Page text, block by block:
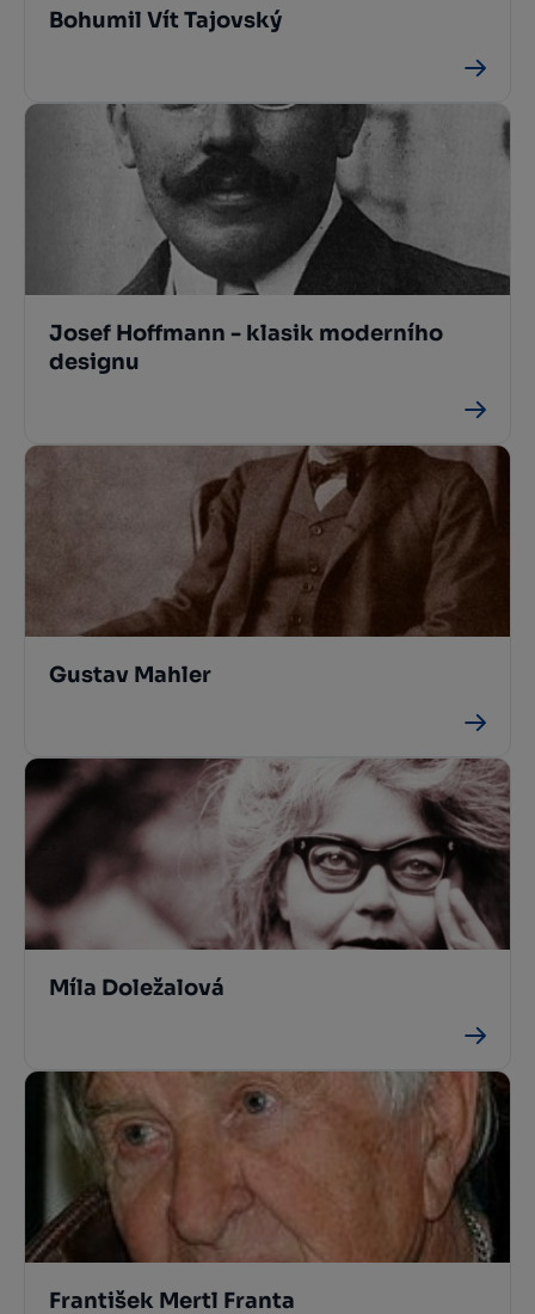
Bohumil Vít Tajovský
Josef Hoffmann - klasik moderního
designu
Gustav Mahler
Míla Doležalová
František Mertl Franta